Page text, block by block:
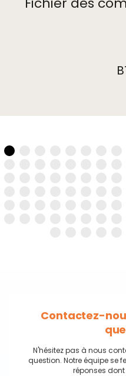
Contactez-
N'hésitez pas à nous
question. Notre équipe se
réponses